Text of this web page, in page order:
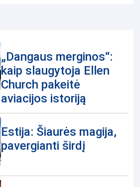
„Dangaus merginos“:
kaip slaugytoja Ellen
Church pakeitė
aviacijos istoriją
Estija: Šiaurės magija,
pavergianti širdį